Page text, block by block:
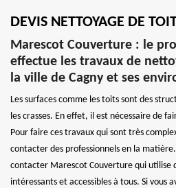
DEVIS NETTOYAGE DE
Marescot Couverture : le
effectue les travaux de
la ville de Cagny et ses
Les surfaces comme les toits sont des
les crasses. En effet, il est nécessaire de
Pour faire ces travaux qui sont très
contacter des professionnels en la
contacter Marescot Couverture qui utilise
intéressants et accessibles à tous. Si vous